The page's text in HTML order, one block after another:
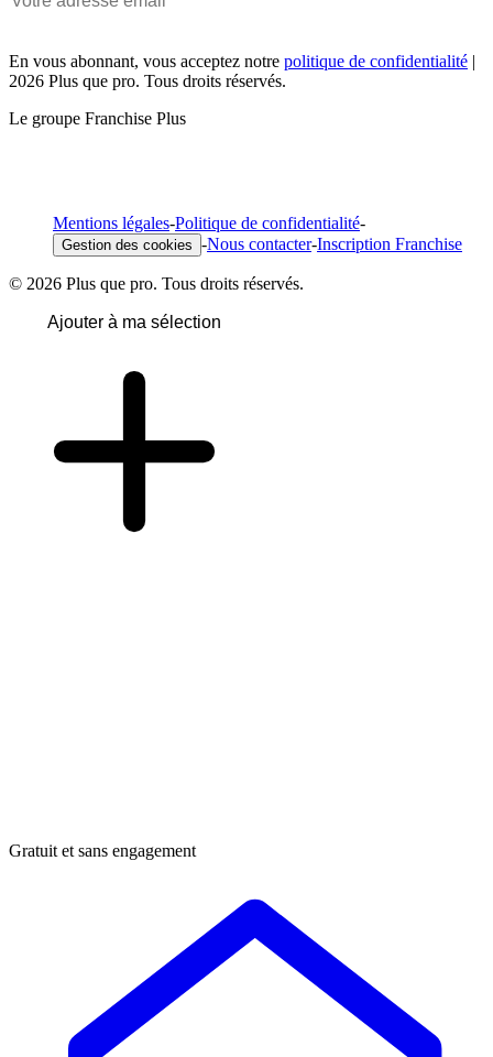
En vous abonnant, vous acceptez notre politique de confidentialité |
2026 Plus que pro. Tous droits réservés.
Le groupe Franchise Plus
Mentions légales-Politique de confidentialité-
Gestion des cookies -Nous contacter-Inscription Franchise
© 2026 Plus que pro. Tous droits réservés.
Ajouter à ma sélection
Gratuit et sans engagement